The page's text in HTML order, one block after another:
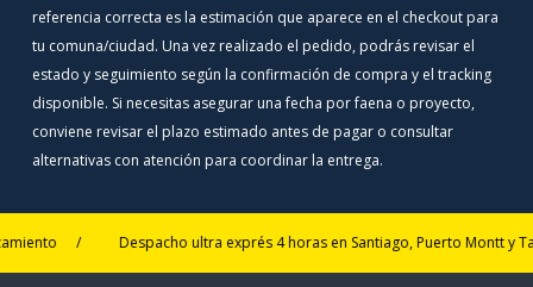
referencia correcta es la estimación que aparece en el checkout para
tu comuna/ciudad. Una vez realizado el pedido, podrás revisar el
estado y seguimiento según la confirmación de compra y el tracking
disponible. Si necesitas asegurar una fecha por faena o proyecto,
conviene revisar el plazo estimado antes de pagar o consultar
alternativas con atención para coordinar la entrega.
/ Despacho ultra exprés 4 horas en Santiago, Puerto Montt y